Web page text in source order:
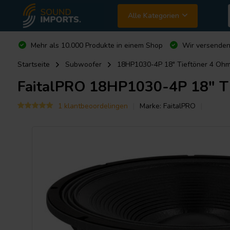
Alle Kategorien
Mehr als 10.000 Produkte in einem Shop
Wir
Startseite
Subwoofer 18HP1030-4P 18" Tieftöner 4
FaitalPRO 18HP1030-4P 18"
1 klantbeoordelingen Marke: FaitalPRO